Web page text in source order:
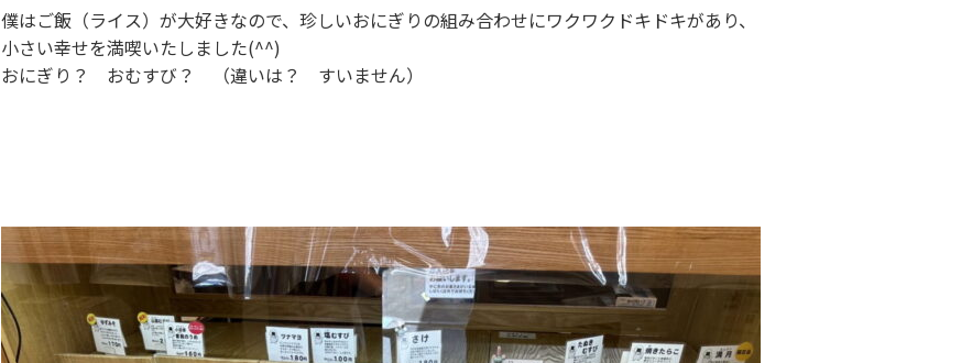
僕はご飯（ライス）が大好きなので、珍しいおにぎりの組み合わせにワクワクドキドキがあり、
小さい幸せを満喫いたしました(^^)
おにぎり？ おむすび？ （違いは？ すいません）